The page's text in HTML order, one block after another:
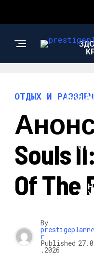
ОТДЫХ И
Souls
Of The
By
prestigeplanne
r
Published
.2026